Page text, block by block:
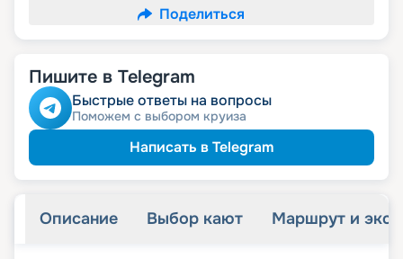
Поделиться
Пишите в Telegram
Быстрые ответы на вопросы
Поможем с выбором круиза
Написать в Telegram
Описание Выбор кают Маршрут и